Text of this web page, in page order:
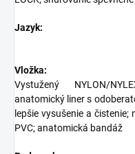
Jazyk:
Vložka:
Vystužený NYLON/
anatomický liner s
lepšie vysušenie a
PVC; anatomická bandáž